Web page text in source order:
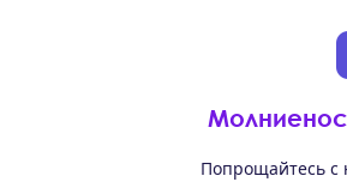
Попрощайтесь с